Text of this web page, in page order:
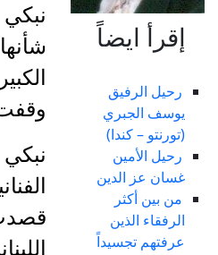
إقرأ ايضاً
رحيل الرفيق
يوسف الجبري
(تورنتو – كندا)
رحيل الأمين
غسان عز الدين
من بين أكثر
الرفقاء الذين
عرفتهم تجسيداً
نبكي
نبكي